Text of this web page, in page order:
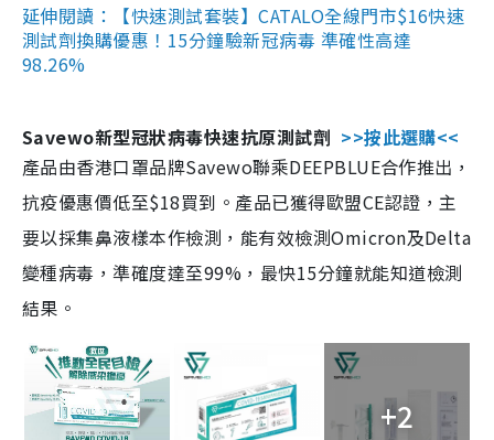
延伸閱讀：【快速測試套裝】CATALO全線門市$16快速
測試劑換購優惠！15分鐘驗新冠病毒 準確性高達
98.26%
Savewo新型冠狀病毒快速抗原測試劑 >>按此選購<<
產品由香港口罩品牌Savewo聯乘DEEPBLUE合作推出，
抗疫優惠價低至$18買到。產品已獲得歐盟CE認證，主
要以採集鼻液樣本作檢測，能有效檢測Omicron及Delta
變種病毒，準確度達至99%，最快15分鐘就能知道檢測
結果。
+2